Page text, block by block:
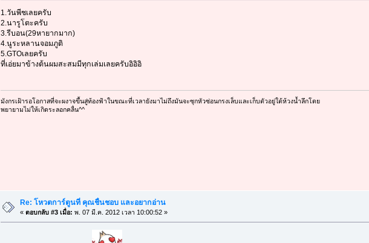
1.วันพีชเลยครับ
2.นารูโตะครับ
3.รีบอน(29หายากมาก)
4.นูระหลานจอมภูติ
5.GTOเลยครับ
ที่เอ่ยมาข้างต้นผมสะสมมีทุกเล่มเลยครับอิอิอิ
มังกรเฝ้ารอโอกาสที่จะผงาจขึ้นสู่ท้องฟ้าในขณะที่เวลายังมาไม่ถึงมันจะซุกหัวซ่อนกรงเล็บและเก็บตัวอยู่ใต้ห้วงน้ำลึกโดย
พยายามไม่ให้เกิดระลอกคลื่น^^
Re: โหวตการ์ตูนที่ คุณชื่นชอบ และอยากอ่าน
«ตอบกลับ #3 เมื่อ: พ. 07 มี.ค. 2012 เวลา 10:00:52 »